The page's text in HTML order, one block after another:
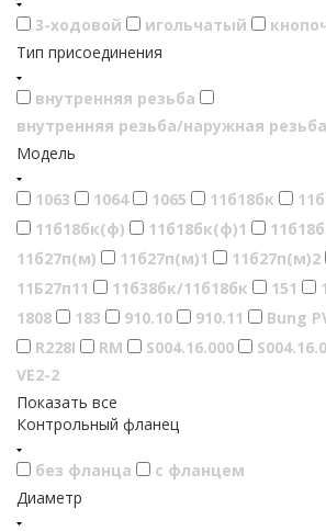
3-ходовой игольчатый
Тип присоединения
внутренняя резьба
внутренняя резьба/наружная резьба
Модель
1063 1064 1065 11б18бк
11б18бк(ф)
11б18бк(ф)1
11б27п(м)
11б27п(м)1 11б27п(м)2
11Б27п11
11б38бк/11б18бк 151
1808
183 910.10 910.11 Bung
R228I
RM S004.16.000
VE2-2
Показать все
Контрольный фланец
без фланца
с фланцем
Диаметр